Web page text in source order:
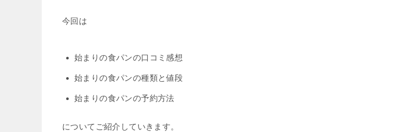
今回は
始まりの食パンの口コミ感想
始まりの食パンの種類と値段
始まりの食パンの予約方法
についてご紹介していきます。